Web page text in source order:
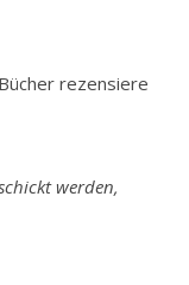
rezensiere
werden,